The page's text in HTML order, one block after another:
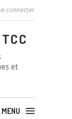
connecter
et
MENU